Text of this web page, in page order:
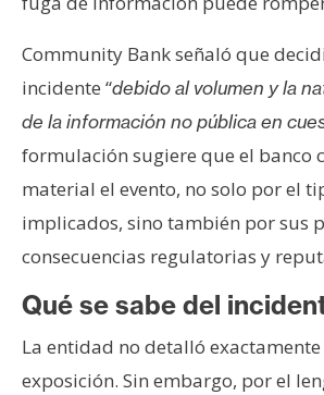
Community Bank señaló que
incidente “debido al volumen y la
de la información no pública en
formulación sugiere que el banco
material el evento, no solo por el
implicados, sino también por sus
consecuencias regulatorias y
Qué se sabe del
La entidad no detalló
exposición. Sin embargo, por el